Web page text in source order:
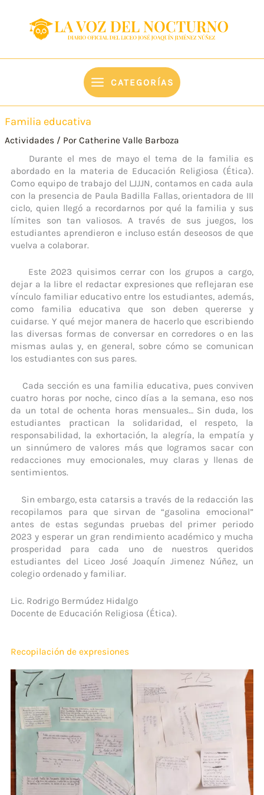
contenido
CATEGORÍAS
Familia educativa
Actividades / PorCatherine Valle Barboza
Durante el mes de mayo el tema de la familia es
abordado en la materia de Educación Religiosa (Ética).
Como equipo de trabajo del LJJJN, contamos en cada aula
con la presencia de Paula Badilla Fallas, orientadora de III
ciclo, quien llegó a recordarnos por qué la familia y sus
límites son tan valiosos. A través de sus juegos, los
estudiantes aprendieron e incluso están deseosos de que
vuelva a colaborar.
Este 2023 quisimos cerrar con los grupos a cargo,
dejar a la libre el redactar expresiones que reflejaran ese
vínculo familiar educativo entre los estudiantes, además,
como familia educativa que son deben quererse y
cuidarse. Y qué mejor manera de hacerlo que escribiendo
las diversas formas de conversar en corredores o en las
mismas aulas y, en general, sobre cómo se comunican
los estudiantes con sus pares.
Cada sección es una familia educativa, pues conviven
cuatro horas por noche, cinco días a la semana, eso nos
da un total de ochenta horas mensuales… Sin duda, los
estudiantes practican la solidaridad, el respeto, la
responsabilidad, la exhortación, la alegría, la empatía y
un sinnúmero de valores más que logramos sacar con
redacciones muy emocionales, muy claras y llenas de
sentimientos.
Sin embargo, esta catarsis a través de la redacción las
recopilamos para que sirvan de “gasolina emocional”
antes de estas segundas pruebas del primer periodo
2023 y esperar un gran rendimiento académico y mucha
prosperidad para cada uno de nuestros queridos
estudiantes del Liceo José Joaquín Jimenez Núñez, un
colegio ordenado y familiar.
Lic. Rodrigo Bermúdez Hidalgo
Docente de Educación Religiosa (Ética).
Recopilación de expresiones